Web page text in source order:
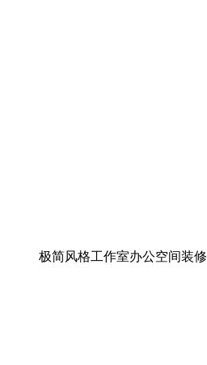
极简风格工作室办公空间装